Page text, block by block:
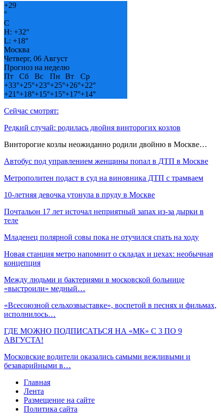
+29
°
C
H: +32°
L: +18°
Москва
Четверг, 06 Август
Прогноз на неделю
Пт
Сб Вс Пн Вт
Ср
+33°+25°+23°+25°+26°+22°
+21°+18°+15°+15°+17°+14°
Сейчас смотрят:
Редкий случай: родилась двойня винторогих козлов
Винторогие козлы неожиданно родили двойню в Москве…
Автобус под управлением женщины попал в ДТП в Москве
Метрополитен подаст в суд на виновника ДТП с трамваем
10-летняя девочка утонула в пруду в Москве
Почтальон 17 лет источал неприятный запах из-за дырки в
теле
Младенец полярной совы пока не отучился спать на ходу
Новая станция метро напомнит о складах и цехах: необычная
концепция
Между людьми и бактериями в московской больнице
«выстроили» медный…
«Всесоюзной сельхозвыставке», воспетой в песнях и фильмах,
исполнилось…
ГДЕ МОЖНО ПОДПИСАТЬСЯ НА «МК» С 3 ПО 9
АВГУСТА!
Московские водители оказались самыми вежливыми и
безаварийными в…
Главная
Лента
Размещение на сайте
Политика сайта